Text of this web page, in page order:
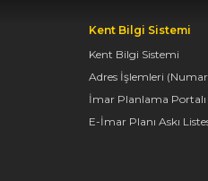
Kent Bilgi Sistemi
Kent Bilgi Sistemi
Adres İşlemleri
İmar Planlama Portalı
E-İmar Planı Askı